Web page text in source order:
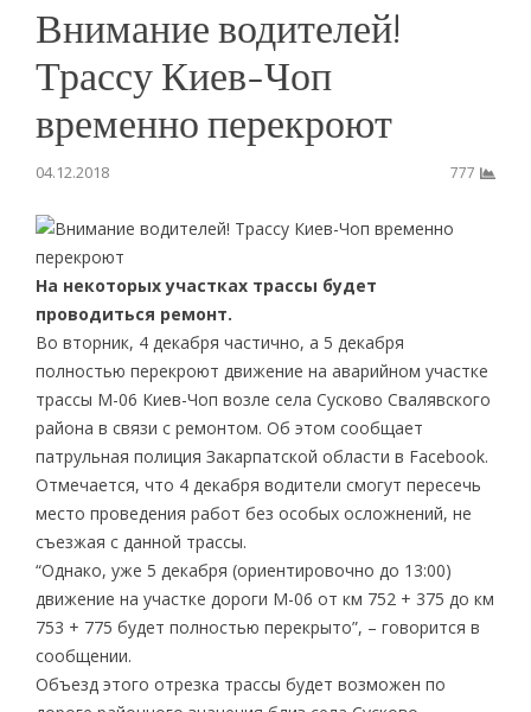
Внимание водителей!
Трассу Киев-Чоп
временно перекроют
04.12.2018 777
На некоторых участках трассы будет
проводиться ремонт.
Во вторник, 4 декабря частично, а 5 декабря
полностью перекроют движение на аварийном участке
трассы М-06 Киев-Чоп возле села Сусково Свалявского
района в связи с ремонтом. Об этом сообщает
патрульная полиция Закарпатской области в Facebook.
Отмечается, что 4 декабря водители смогут пересечь
место проведения работ без особых осложнений, не
съезжая с данной трассы.
“Однако, уже 5 декабря (ориентировочно до 13:00)
движение на участке дороги M-06 от км 752 + 375 до км
753 + 775 будет полностью перекрыто”, – говорится в
сообщении.
Объезд этого отрезка трассы будет возможен по